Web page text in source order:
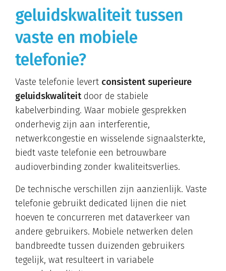
geluidskwaliteit tussen
vaste en mobiele
telefonie?
Vaste telefonie levert consistent superieure
geluidskwaliteitdoor de stabiele
kabelverbinding. Waar mobiele gesprekken
onderhevig zijn aan interferentie,
netwerkcongestie en wisselende signaalsterkte,
biedt vaste telefonie een betrouwbare
audioverbinding zonder kwaliteitsverlies.
De technische verschillen zijn aanzienlijk. Vaste
telefonie gebruikt dedicated lijnen die niet
hoeven te concurreren met dataverkeer van
andere gebruikers. Mobiele netwerken delen
bandbreedte tussen duizenden gebruikers
tegelijk, wat resulteert in variabele